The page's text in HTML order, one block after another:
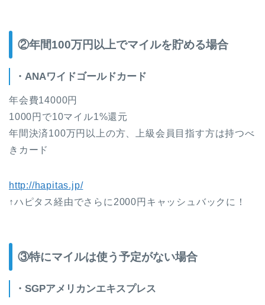
②年間100万円以上でマイルを貯める場合
・ANAワイドゴールドカード
年会費14000円
1000円で10マイル1%還元
年間決済100万円以上の方、上級会員目指す方は持つべ
きカード
http://hapitas.jp/
↑ハピタス経由でさらに2000円キャッシュバックに！
③特にマイルは使う予定がない場合
・SGPアメリカンエキスプレス